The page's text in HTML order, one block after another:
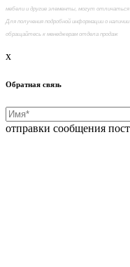
мебели и другие элементы, могут
Для получения подробной информации о
обращайтесь к менеджерам отдела продаж
x
Обратная связь
отправки сообщения